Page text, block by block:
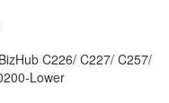
C226/ C227/ C257/
Lower